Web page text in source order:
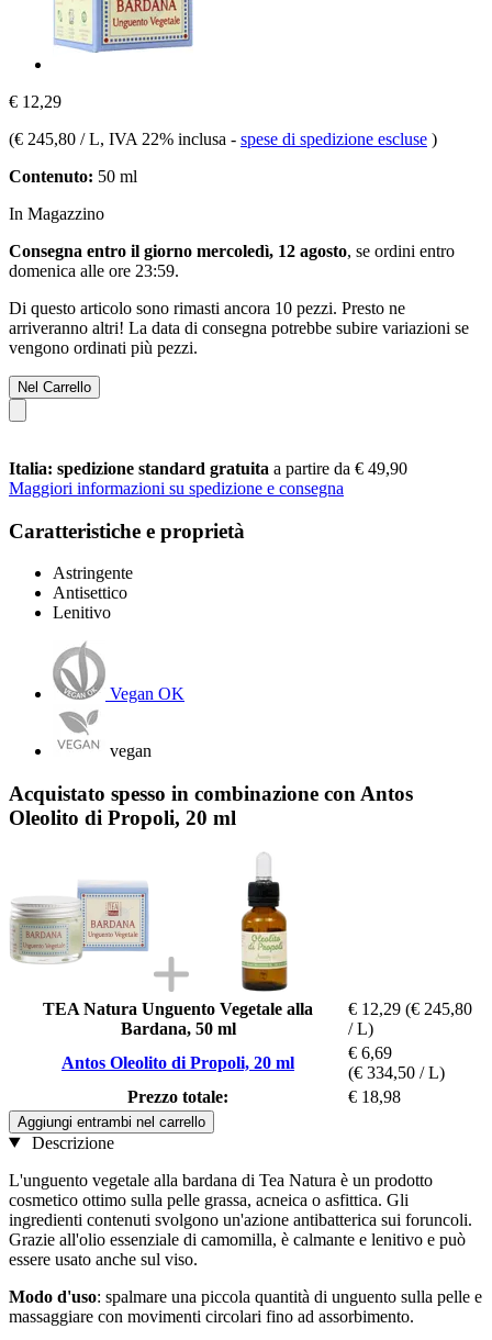
€ 12,29
(€ 245,80 / L, IVA 22% inclusa - spese di spedizione escluse )
Contenuto: 50 ml
In Magazzino
Consegna entro il giorno mercoledì, 12 agosto, se ordini entro
domenica alle ore 23:59.
Di questo articolo sono rimasti ancora 10 pezzi. Presto ne
arriveranno altri! La data di consegna potrebbe subire variazioni se
vengono ordinati più pezzi.
Nel Carrello
Italia: spedizione standard gratuita a partire da € 49,90
Maggiori informazioni su spedizione e consegna
Caratteristiche e proprietà
Astringente
Antisettico
Lenitivo
Vegan OK
vegan
Acquistato spesso in combinazione con Antos
Oleolito di Propoli, 20 ml
TEA Natura Unguento Vegetale alla
Bardana, 50 ml
€ 12,29 (€ 245,80
/ L)
Antos Oleolito di Propoli, 20 ml
€ 6,69
(€ 334,50 / L)
Prezzo totale:
€ 18,98
Aggiungi entrambi nel carrello
Descrizione
L'unguento vegetale alla bardana di Tea Natura è un prodotto
cosmetico ottimo sulla pelle grassa, acneica o asfittica. Gli
ingredienti contenuti svolgono un'azione antibatterica sui foruncoli.
Grazie all'olio essenziale di camomilla, è calmante e lenitivo e può
essere usato anche sul viso.
Modo d'uso: spalmare una piccola quantità di unguento sulla pelle e
massaggiare con movimenti circolari fino ad assorbimento.